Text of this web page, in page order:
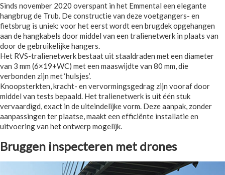
Sinds november 2020 overspant in het Emmental een elegante
hangbrug de Trub. De constructie van deze voetgangers- en
fietsbrug is uniek: voor het eerst wordt een brugdek opgehangen
aan de hangkabels door middel van een tralienetwerk in plaats van
door de gebruikelijke hangers.
Het RVS-tralienetwerk bestaat uit staaldraden met een diameter
van 3 mm (6×19+WC) met een maaswijdte van 80 mm, die
verbonden zijn met ‘hulsjes’.
Knoopsterkten, kracht- en vervormingsgedrag zijn vooraf door
middel van tests bepaald. Het tralienetwerk is uit één stuk
vervaardigd, exact in de uiteindelijke vorm. Deze aanpak, zonder
aanpassingen ter plaatse, maakt een efficiënte installatie en
uitvoering van het ontwerp mogelijk.
Bruggen inspecteren met drones